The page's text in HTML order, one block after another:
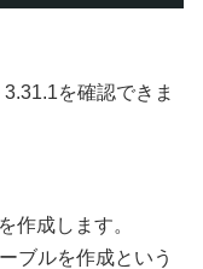
を確認できま
作成します。
ブルを作成という